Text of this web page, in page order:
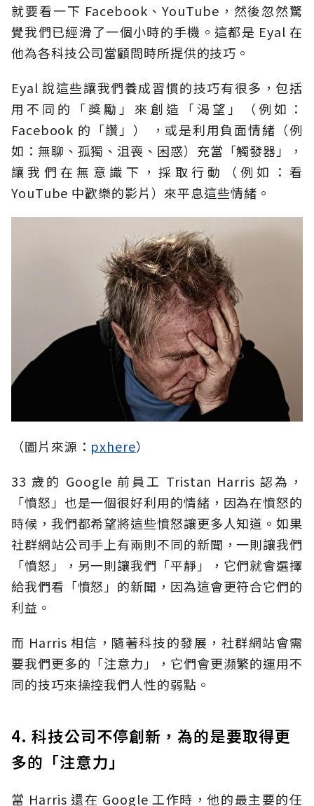
就要看一下 Facebook、YouTube，然後忽然驚
覺我們已經滑了一個小時的手機。這都是 Eyal 在
他為各科技公司當顧問時所提供的技巧。
Eyal 說這些讓我們養成習慣的技巧有很多，包括
用不同的「獎勵」來創造「渴望」（例如：
Facebook 的「讚」） ，或是利用負面情緒（例
如：無聊、孤獨、沮喪、困惑）充當「觸發器」，
讓我們在無意識下，採取行動（例如：看
YouTube 中歡樂的影片）來平息這些情緒。
（圖片來源： pxhere）
33 歲的 Google 前員工 Tristan Harris 認為，
「憤怒」也是一個很好利用的情緒，因為在憤怒的
時候，我們都希望將這些憤怒讓更多人知道。如果
社群網站公司手上有兩則不同的新聞，一則讓我們
「憤怒」，另一則讓我們「平靜」，它們就會選擇
給我們看「憤怒」的新聞，因為這會更符合它們的
利益。
而 Harris 相信，隨著科技的發展，社群網站會需
要我們更多的「注意力」，它們會更瀕繁的運用不
同的技巧來操控我們人性的弱點。
4. 科技公司不停創新，為的是要取得更
多的「注意力」
當 Harris 還在 Google 工作時，他的最主要的任